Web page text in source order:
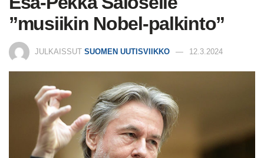
”musiikin Nobel-palkinto”
JULKAISSUT SUOMEN UUTISVIIKKO 12.3.2024